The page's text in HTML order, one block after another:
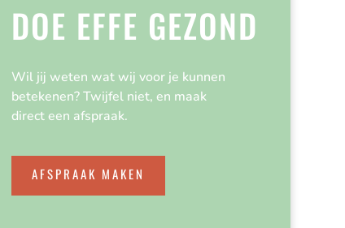
DOE EFFE GEZOND
Wil jij weten wat wij voor je kunnen
betekenen? Twijfel niet, en maak
direct een afspraak.
AFSPRAAK MAKEN